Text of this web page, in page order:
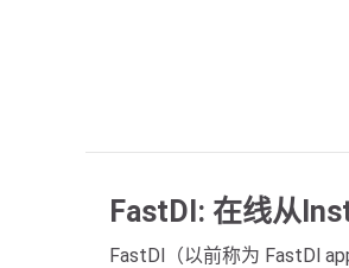
FastDl: 在线从
FastDl（以前称为 FastDl